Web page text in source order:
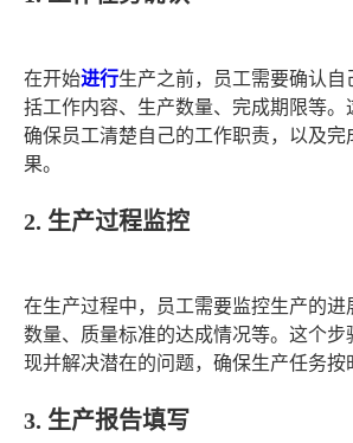
在开始进行生产之前，员工需要确认自
括工作内容、生产数量、完成期限等。
确保员工清楚自己的工作职责，以及完
果。
2. 生产过程监控
在生产过程中，员工需要监控生产的进
数量、质量标准的达成情况等。这个步
现并解决潜在的问题，确保生产任务按
3. 生产报告填写